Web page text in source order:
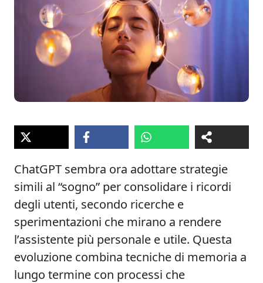
ChatGPT sembra ora adottare strategie
simili al “sogno” per consolidare i ricordi
degli utenti, secondo ricerche e
sperimentazioni che mirano a rendere
l’assistente più personale e utile. Questa
evoluzione combina tecniche di memoria a
lungo termine con processi che